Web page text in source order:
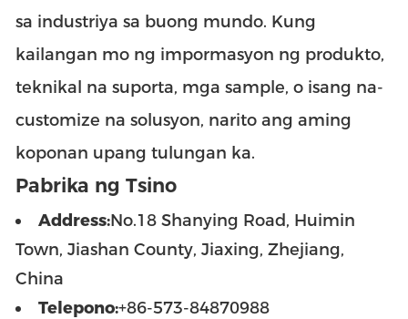
sa industriya sa buong mundo. Kung
kailangan mo ng impormasyon ng produkto,
teknikal na suporta, mga sample, o isang na-
customize na solusyon, narito ang aming
koponan upang tulungan ka.
Pabrika ng Tsino
Address:No.18 Shanying Road, Huimin
Town, Jiashan County, Jiaxing, Zhejiang,
China
Telepono:+86-573-84870988